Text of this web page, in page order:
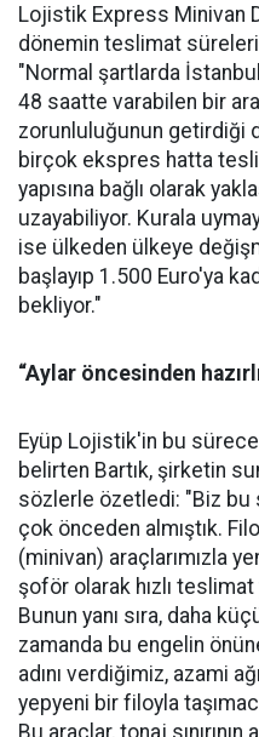
Lojistik Express Minivan
dönemin teslimat
"Normal şartlarda
48 saatte varabilen bir
zorunluluğunun getirdiği
birçok ekspres hatta
yapısına bağlı olarak
uzayabiliyor. Kurala
ise ülkeden ülkeye
başlayıp 1.500 Euro'ya
bekliyor."
“Aylar öncesinden
Eyüp Lojistik'in bu sürece
belirten Bartık, şirketin
sözlerle özetledi: "Biz
çok önceden almıştık.
(minivan) araçlarımızla
şoför olarak hızlı
Bunun yanı sıra, daha
zamanda bu engelin
adını verdiğimiz, azami
yepyeni bir filoyla